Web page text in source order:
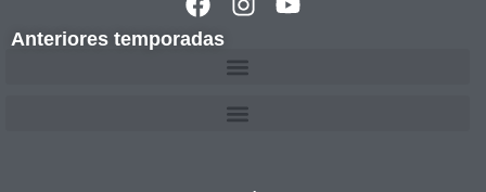
Anteriores temporadas